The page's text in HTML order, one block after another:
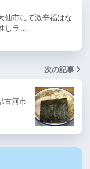
仙市にて激辛福はな
しラ…
次の記事
古河市